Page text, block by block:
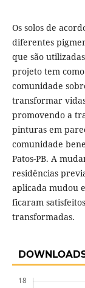
Os solos de
diferentes
que são
projeto tem
comunidade
transformar
promovendo a
pinturas em
comunidade
Patos-PB. A
residências
aplicada mudou
ficaram
transformadas.